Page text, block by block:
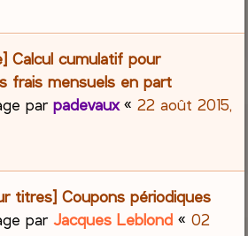
Calcul cumulatif pour
frais mensuels en part
parpadevaux«22 août 2015,
titres] Coupons périodiques
parJacques Leblond «02